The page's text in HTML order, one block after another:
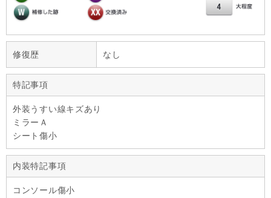
修復歴 なし
特記事項
外装うすい線キズあり
ミラーＡ
シート傷小
内装特記事項
コンソール傷小